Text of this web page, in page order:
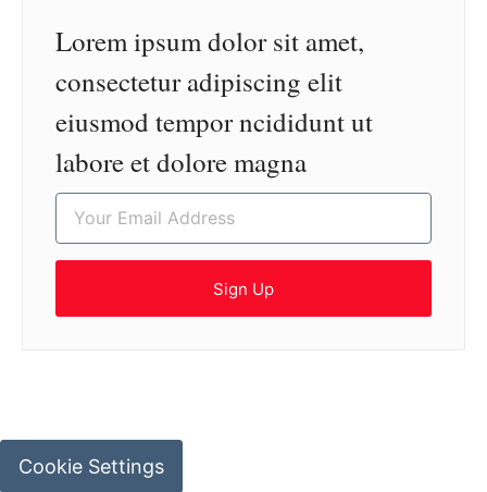
Lorem ipsum dolor sit amet,
consectetur adipiscing elit
eiusmod tempor ncididunt ut
labore et dolore magna
Sign Up
Cookie Settings